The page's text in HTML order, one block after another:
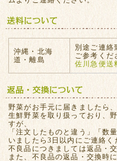
沖縄・北海
道・離島
別途ご連絡
ご参考くだ
佐川急便送
野菜がお手元に届きましたら
生鮮野菜を取り扱っており、
すが、
「注文したものと違う」「数
いましたら3日以内にご連絡く
不良品につきましては返品・
また、不良品の返品・交換時